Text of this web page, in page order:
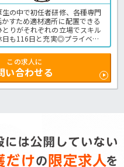
の中で初任者研修、各種専門
すため適材適所に配置できる
りがそれぞれの立場でスキル
日も116日と充実◎プライベー
齢や経験、資格問わずご応募
合わせくださいね。有料老人
職 正職員 有料老人ホームの
この求人に
い合わせる